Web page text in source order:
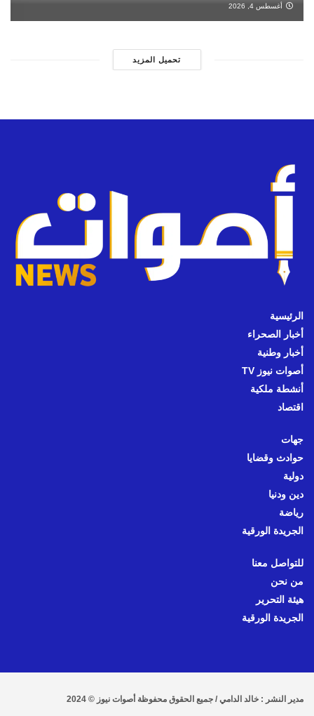
أغسطس 4, 2026
تحميل المزيد
الرئيسية
أخبار الصحراء
أخبار وطنية
أصوات نيوز TV
أنشطة ملكية
اقتصاد
جهات
حوادث وقضايا
دولية
دين ودنيا
رياضة
الجريدة الورقية
للتواصل معنا
من نحن
هيئة التحرير
الجريدة الورقية
مدير النشر : خالد الدامي / جميع الحقوق محفوظة أصوات نيوز © 2024